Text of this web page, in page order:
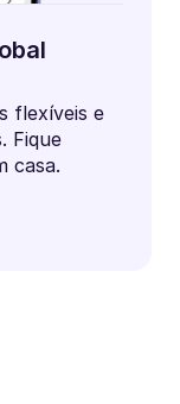
flexíveis e
Fique
casa.